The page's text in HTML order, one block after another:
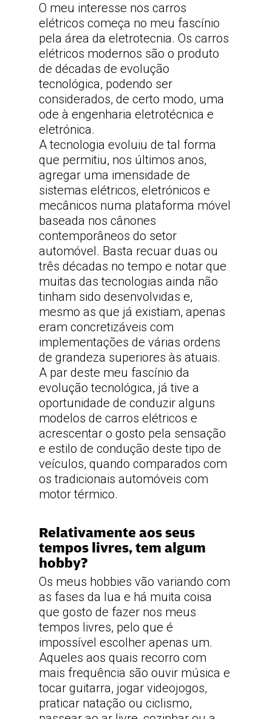
O meu interesse nos carros
elétricos começa no meu fascínio
pela área da eletrotecnia. Os carros
elétricos modernos são o produto
de décadas de evolução
tecnológica, podendo ser
considerados, de certo modo, uma
ode à engenharia eletrotécnica e
eletrónica.
A tecnologia evoluiu de tal forma
que permitiu, nos últimos anos,
agregar uma imensidade de
sistemas elétricos, eletrónicos e
mecânicos numa plataforma móvel
baseada nos cânones
contemporâneos do setor
automóvel. Basta recuar duas ou
três décadas no tempo e notar que
muitas das tecnologias ainda não
tinham sido desenvolvidas e,
mesmo as que já existiam, apenas
eram concretizáveis com
implementações de várias ordens
de grandeza superiores às atuais.
A par deste meu fascínio da
evolução tecnológica, já tive a
oportunidade de conduzir alguns
modelos de carros elétricos e
acrescentar o gosto pela sensação
e estilo de condução deste tipo de
veículos, quando comparados com
os tradicionais automóveis com
motor térmico.
Relativamente aos seus
tempos livres, tem algum
hobby?
Os meus hobbies vão variando com
as fases da lua e há muita coisa
que gosto de fazer nos meus
tempos livres, pelo que é
impossível escolher apenas um.
Aqueles aos quais recorro com
mais frequência são ouvir música e
tocar guitarra, jogar videojogos,
praticar natação ou ciclismo,